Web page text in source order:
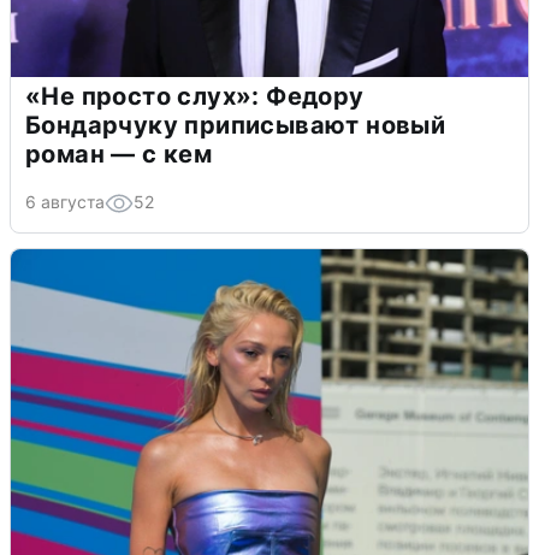
«Не просто слух»: Федору
Бондарчуку приписывают новый
роман — с кем
6 августа 52